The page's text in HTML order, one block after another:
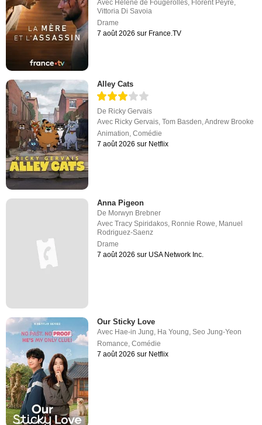
Avec Hélène de Fougerolles, Florent Peyre,
Vittoria Di Savoia
Drame
7 août 2026 sur France.TV
Alley Cats
De Ricky Gervais
Avec Ricky Gervais ,Tom Basden ,Andrew Brooke
Animation ,Comédie
7 août 2026 sur Netflix
Anna Pigeon
De Morwyn Brebner
AvecTracy Spiridakos, Ronnie Rowe, Manuel
Rodriguez-Saenz
Drame
7 août 2026 sur USA Network Inc.
Our Sticky Love
Avec Hae-in Jung, Ha Young,Seo Jung-Yeon
Romance,Comédie
7 août 2026 sur Netflix